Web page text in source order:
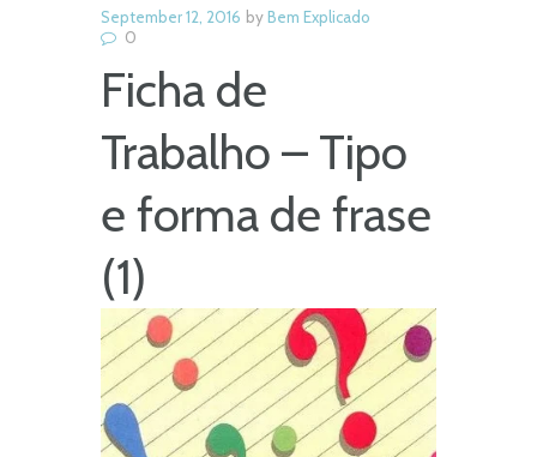
September 12, 2016 byBem Explicado
0
Ficha de
Trabalho – Tipo
e forma de frase
(1)